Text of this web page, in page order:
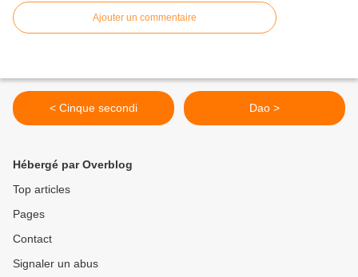
Ajouter un commentaire
< Cinque secondi Dao >
Hébergé par Overblog
Top articles
Pages
Contact
Signaler un abus